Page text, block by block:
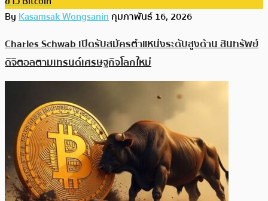
ByKasamsak Wongsaninกุมภาพันธ์ 16, 2026
Charles Schwab เปิดรับสมัครตำแหน่งระดับสูงด้าน สินทรัพย์
ดิจิตอลตามเทรนด์เศรษฐกิจโลกใหม่